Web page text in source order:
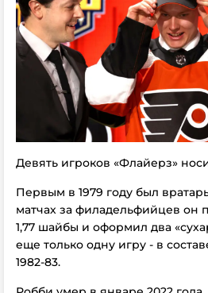
Девять игроков «Флайерз»
Первым в 1979 году был
матчах за филадельфийцев он
1,77 шайбы и оформил два
еще только одну игру - в
1982-83.